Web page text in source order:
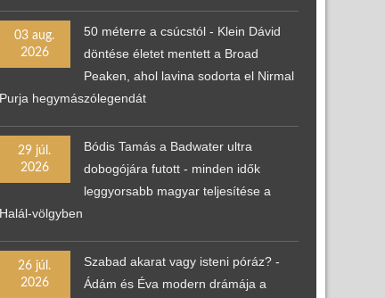
03 aug.
2026
50 méterre a csúcstól - Klein Dávid
döntése életet mentett a Broad
Peaken, ahol lavina sodorta el Nirmal
Purja hegymászólegendát
29 júl.
2026
Bódis Tamás a Badwater ultra
dobogójára futott - minden idők
leggyorsabb magyar teljesítése a
Halál-völgyben
26 júl.
2026
Szabad akarat vagy isteni póráz? -
Ádám és Éva modern drámája a